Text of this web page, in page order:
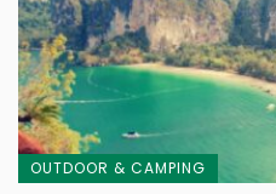
OUTDOOR & CAMPING